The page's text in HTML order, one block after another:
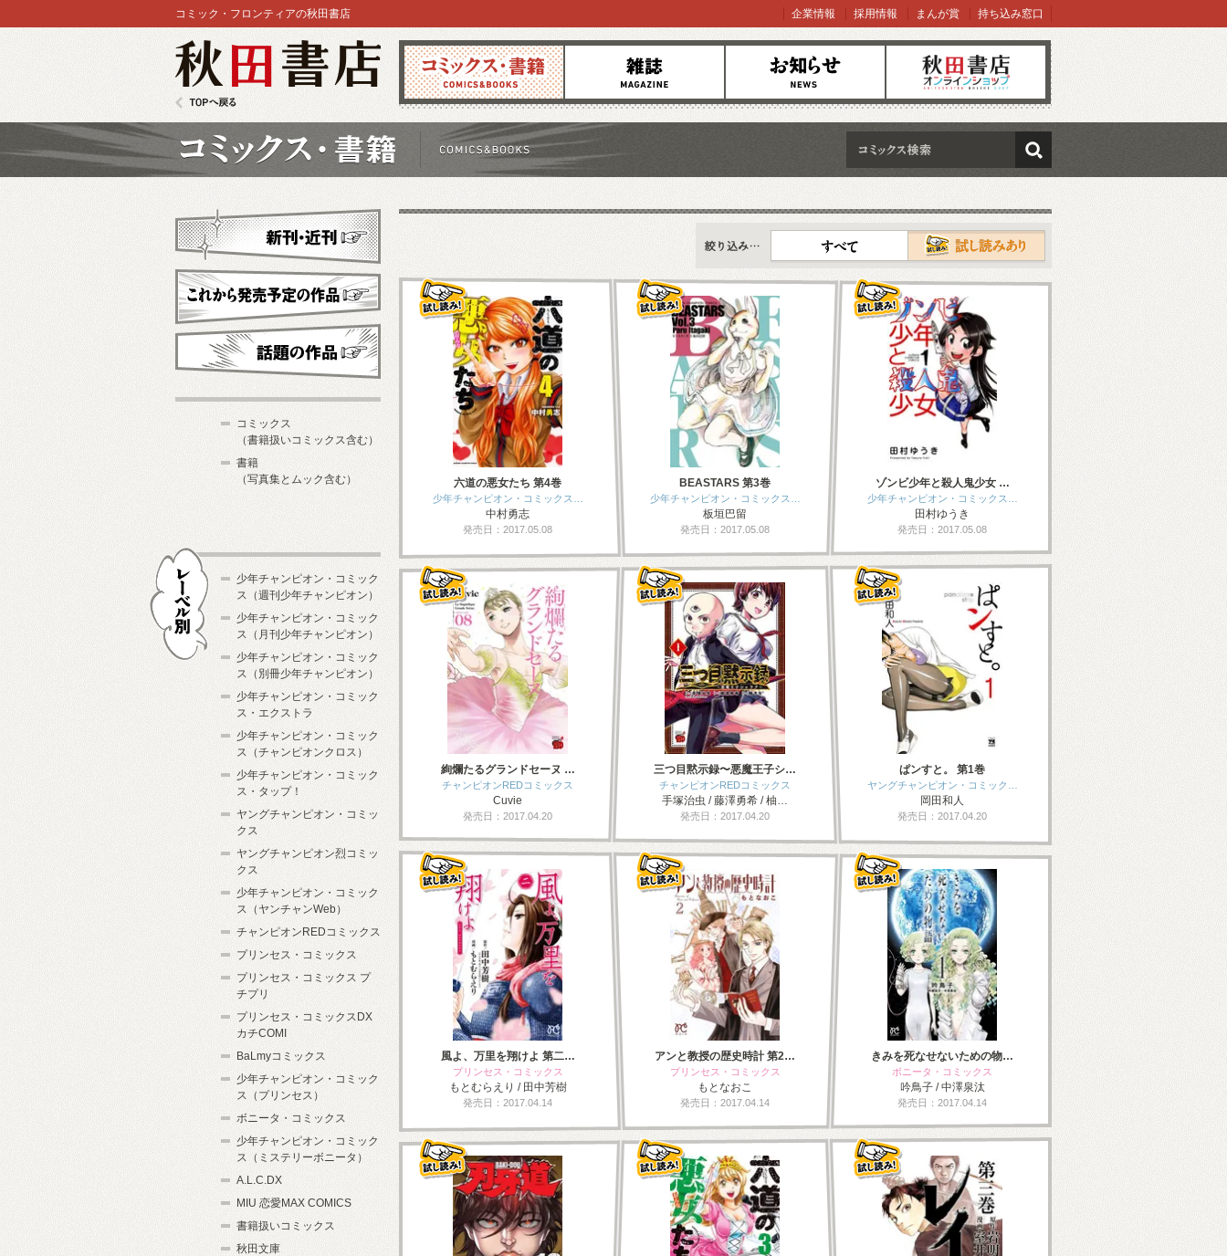
コミックス 雑誌 お知らせ オンラインショップ
コミック・フロンティアの秋田書店 企業情報 採用情報 まんが賞 持ち込み窓口
検索
新刊情報
すべて
六道の悪女たち 第4巻
少年チャンピオン・コミックス…
中村勇志
発売日：2017.05.08
BEASTARS 第3巻
少年チャンピオン・コミックス…
板垣巴留
発売日：2017.05.08
ゾンビ少年と殺人鬼少女 …
少年チャンピオン・コミックス…
田村ゆうき
発売日：2017.05.08
絢爛たるグランドセーヌ …
チャンピオンREDコミックス
Cuvie
発売日：2017.04.20
三つ目黙示録〜悪魔王子シ…
チャンピオンREDコミックス
手塚治虫 / 藤澤勇希 / 柚…
発売日：2017.04.20
ぱンすと。 第1巻
ヤングチャンピオン・コミック…
岡田和人
発売日：2017.04.20
風よ、万里を翔けよ 第二…
プリンセス・コミックス
もとむらえり / 田中芳樹
発売日：2017.04.14
アンと教授の歴史時計 第2…
プリンセス・コミックス
もとなおこ
発売日：2017.04.14
きみを死なせないための物…
ボニータ・コミックス
吟鳥子 / 中澤泉汰
発売日：2017.04.14
新刊・近刊
これから発売予定
コミックス
（書籍扱いコミックス含む）
書籍
（写真集とムック含む）
少年チャンピオン・コミック
ス（週刊少年チャンピオン）
少年チャンピオン・コミック
ス（月刊少年チャンピオン）
少年チャンピオン・コミック
ス（別冊少年チャンピオン）
少年チャンピオン・コミック
ス・エクストラ
少年チャンピオン・コミック
ス（チャンピオンクロス）
少年チャンピオン・コミック
ス・タップ！
ヤングチャンピオン・コミッ
クス
ヤングチャンピオン烈コミッ
クス
少年チャンピオン・コミック
ス（ヤンチャンWeb）
チャンピオンREDコミックス
プリンセス・コミックス
プリンセス・コミックス プ
チプリ
プリンセス・コミックスDX
カチCOMI
BaLmyコミックス
少年チャンピオン・コミック
ス（プリンセス）
ボニータ・コミックス
少年チャンピオン・コミック
ス（ミステリーボニータ）
A.L.C.DX
MIU 恋愛MAX COMICS
書籍扱いコミックス
秋田文庫